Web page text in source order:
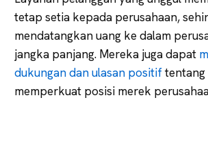
tetap setia kepada perusahaan,
mendatangkan uang ke dalam
jangka panjang. Mereka juga dapat
dukungan dan ulasan positiftentang
memperkuat posisi merek